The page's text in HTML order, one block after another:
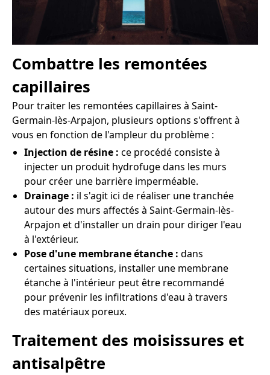
Combattre les remontées
capillaires
Pour traiter les remontées capillaires à Saint-
Germain-lès-Arpajon, plusieurs options s'offrent à
vous en fonction de l'ampleur du problème :
Injection de résine : ce procédé consiste à
injecter un produit hydrofuge dans les murs
pour créer une barrière imperméable.
Drainage : il s'agit ici de réaliser une tranchée
autour des murs affectés à Saint-Germain-lès-
Arpajon et d'installer un drain pour diriger l'eau
à l'extérieur.
Pose d'une membrane étanche : dans
certaines situations, installer une membrane
étanche à l'intérieur peut être recommandé
pour prévenir les infiltrations d'eau à travers
des matériaux poreux.
Traitement des moisissures et
antisalpêtre